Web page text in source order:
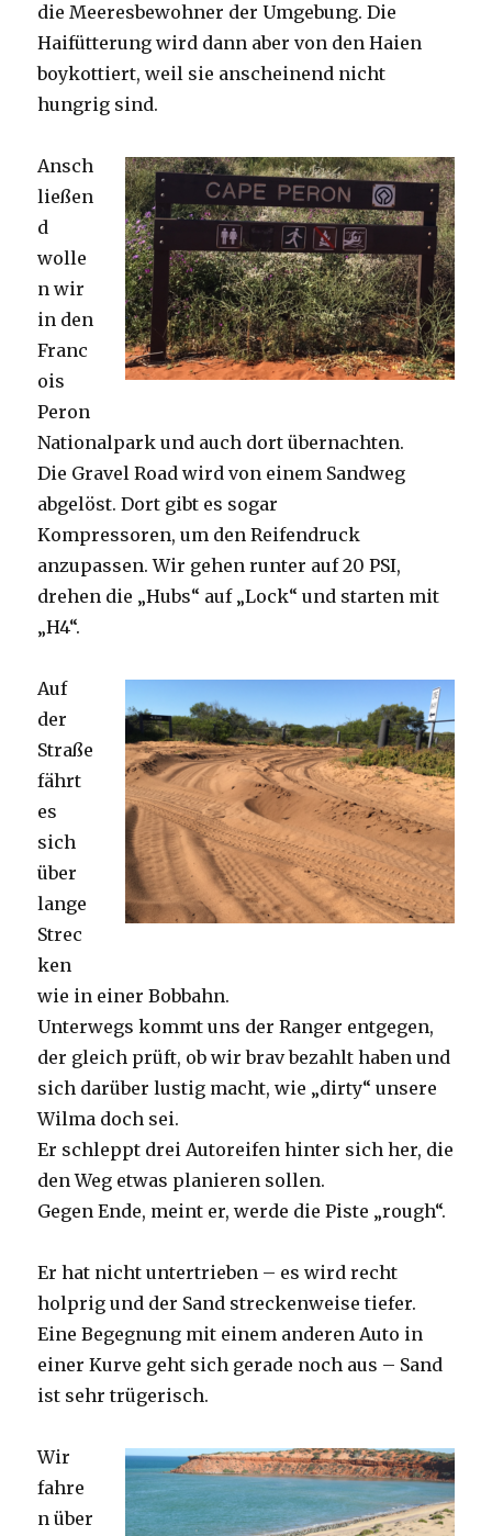
die Meeresbewohner der Umgebung. Die
Haifütterung wird dann aber von den Haien
boykottiert, weil sie anscheinend nicht
hungrig sind.
Ansch
ließen
d
wolle
n wir
in den
Franc
ois
Peron
Nationalpark und auch dort übernachten.
Die Gravel Road wird von einem Sandweg
abgelöst. Dort gibt es sogar
Kompressoren, um den Reifendruck
anzupassen. Wir gehen runter auf 20 PSI,
drehen die „Hubs“ auf „Lock“ und starten mit
„H4“.
Auf
der
Straße
fährt
es
sich
über
lange
Strec
ken
wie in einer Bobbahn.
Unterwegs kommt uns der Ranger entgegen,
der gleich prüft, ob wir brav bezahlt haben und
sich darüber lustig macht, wie „dirty“ unsere
Wilma doch sei.
Er schleppt drei Autoreifen hinter sich her, die
den Weg etwas planieren sollen.
Gegen Ende, meint er, werde die Piste „rough“.
Er hat nicht untertrieben – es wird recht
holprig und der Sand streckenweise tiefer.
Eine Begegnung mit einem anderen Auto in
einer Kurve geht sich gerade noch aus – Sand
ist sehr trügerisch.
Wir
fahre
n über